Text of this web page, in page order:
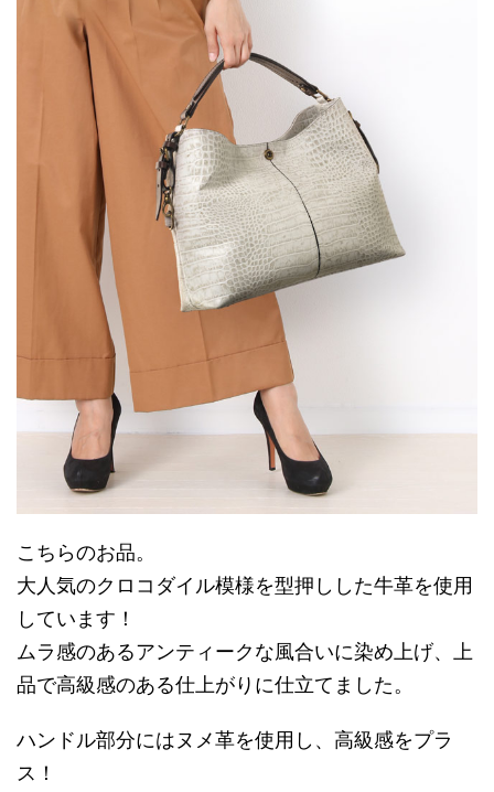
こちらのお品。
大人気のクロコダイル模様を型押しした牛革を使用
しています！
ムラ感のあるアンティークな風合いに染め上げ、上
品で高級感のある仕上がりに仕立てました。
ハンドル部分にはヌメ革を使用し、高級感をプラ
ス！